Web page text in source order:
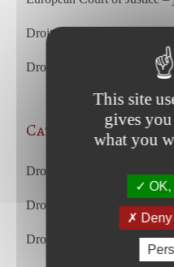
Droit du travail – juin 2026
Droit commercial et des
Categories
Droit des affaires et droit
Droit du travail
Droit du travail français et
This site
gives
what you
OK,